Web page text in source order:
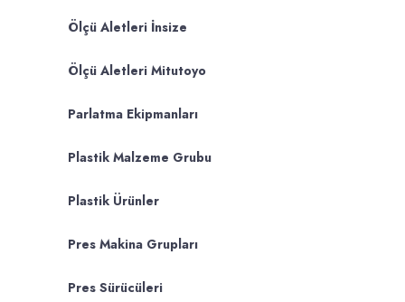
Ölçü Aletleri İnsize
Ölçü Aletleri Mitutoyo
Parlatma Ekipmanları
Plastik Malzeme Grubu
Plastik Ürünler
Pres Makina Grupları
Pres Sürücüleri